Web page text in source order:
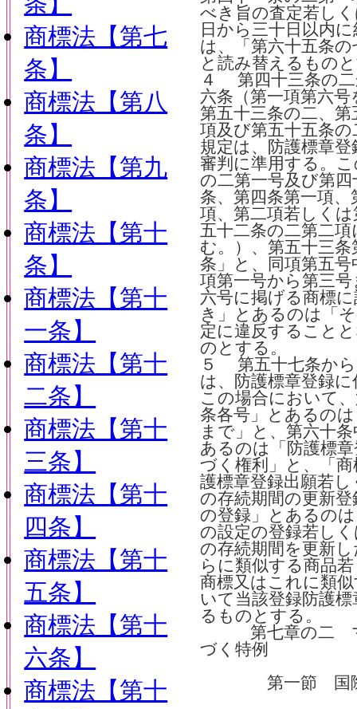
べき旨の査定若し
日から三十日以内
は、「第六十五条
と読み替えるもの
４ 第四十三条の二
六条（第一項第六
第五十三条の二、
項及び第五十五条
規定は、防護標章
審判に準用する。
の二第一号及び第
条、第四条第一項
項、第二項若しく
五十二条の二第二
む。）、第五十三
条」と、同項第五
項第一号から第三
六号に掲げる商標
き」とあるのは「
定に違反すること
のとする。
５ 第五十七条から
は、防護標章登録
この場合において
条各号」とあるの
まで」と、第六十
あるのは「防護標
づく権利」と、「
護標章登録出願若
の存続期間の更新
の登録」とあるの
の設定の登録若し
の存続期間を更新
らに類似する商品
商標又はこれに類
いて当該登録防護
るものとする。
第七章の二 マ
づく特例
第一節 国際
商標法【第七
条】
商標法【第八
条】
商標法【第九
条】
商標法【第十
条】
商標法【第十
一条】
商標法【第十
二条】
商標法【第十
三条】
商標法【第十
四条】
商標法【第十
五条】
商標法【第十
六条】
商標法【第十